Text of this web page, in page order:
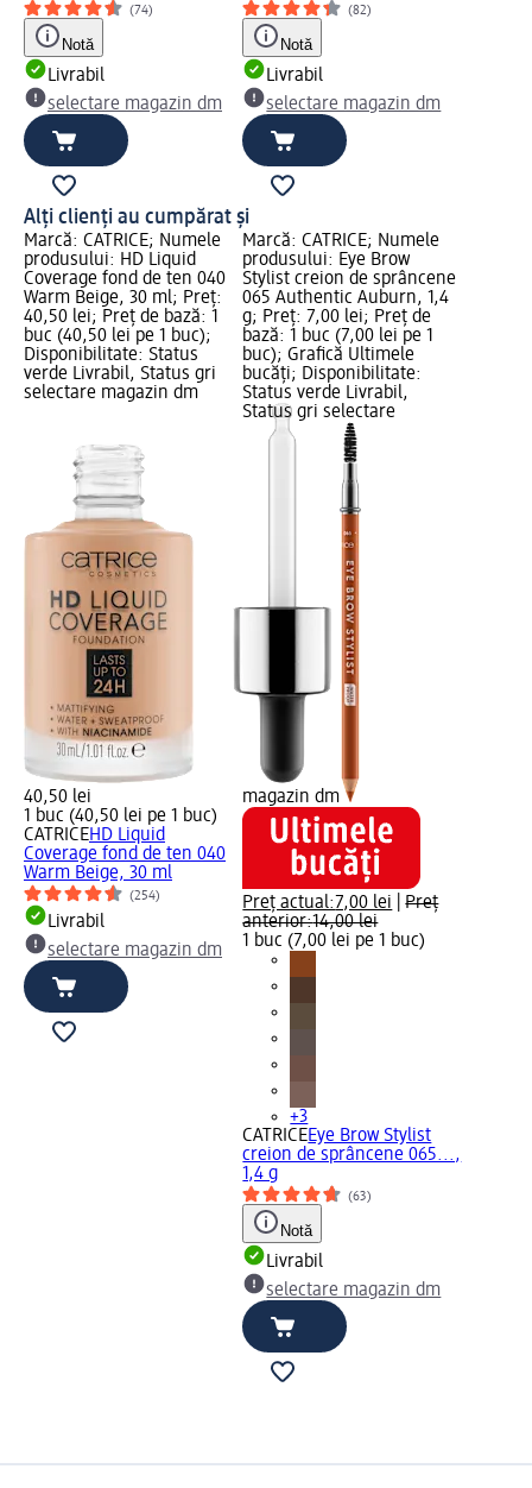
(74)
Notă
Livrabil
selectare magazin dm
(82)
Notă
Livrabil
selectare magazin dm
Alți clienți au cumpărat și
Marcă: CATRICE; Numele
produsului: HD Liquid
Coverage fond de ten 040
Warm Beige, 30 ml; Preț:
40,50 lei; Preț de bază: 1
buc (40,50 lei pe 1 buc);
Disponibilitate: Status
verde Livrabil, Status gri
selectare magazin dm
40,50 lei
1 buc (40,50 lei pe 1 buc)
CATRICEHD Liquid
Coverage fond de ten 040
Warm Beige, 30 ml
(254)
Livrabil
selectare magazin dm
Marcă: CATRICE; Numele
produsului: Eye Brow
Stylist creion de sprâncene
065 Authentic Auburn, 1,4
g; Preț: 7,00 lei; Preț de
bază: 1 buc (7,00 lei pe 1
buc); Grafică Ultimele
bucăți; Disponibilitate:
Status verde Livrabil,
Status gri selectare
magazin dm
Preț actual:7,00 lei |Preț
anterior:14,00 lei
1 buc (7,00 lei pe 1 buc)
+3
CATRICEEye Brow Stylist
creion de sprâncene 065...,
1,4 g
(63)
Notă
Livrabil
selectare magazin dm